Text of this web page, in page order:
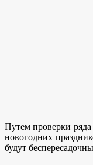
Путем проверки ряда
новогодних
будут